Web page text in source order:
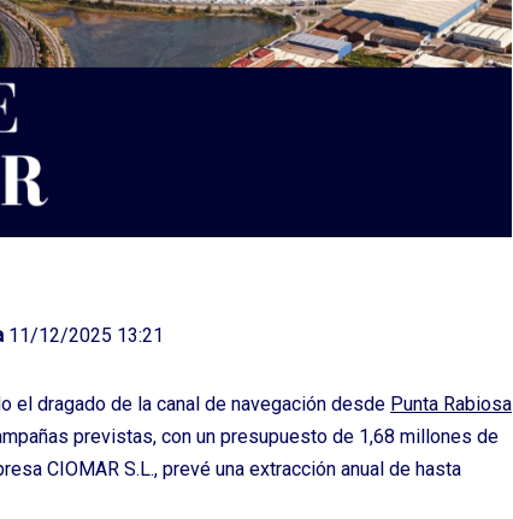
11/12/2025 13:21
el dragado de la canal de navegación desde Punta Rabiosa
previstas, con un presupuesto de 1,68 millones de
CIOMAR S.L., prevé una extracción anual de hasta